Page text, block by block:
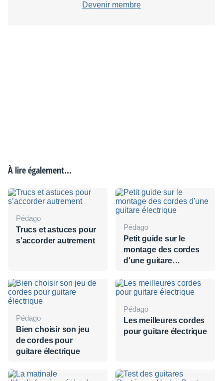
Devenir membre
À lire également...
Pédago
Trucs et astuces pour
s’accorder autrement
Pédago
Petit guide sur le
montage des cordes
d'une guitare
Pédago
Bien choisir son jeu
de cordes pour
guitare électrique
Pédago
Les meilleures cordes
pour guitare électrique